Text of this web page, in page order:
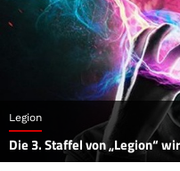
Legion
Die 3. Staffel von „Legion“